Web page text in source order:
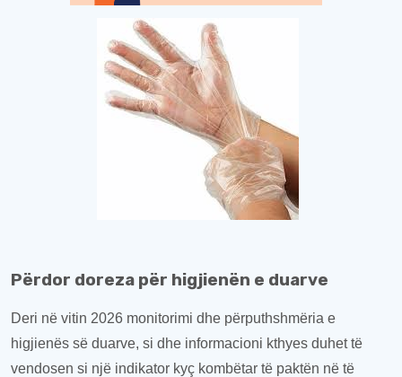
Përdor doreza për higjienën e duarve
Deri në vitin 2026 monitorimi dhe përputhshmëria e
higjienës së duarve, si dhe informacioni kthyes duhet të
vendosen si një indikator kyç kombëtar të paktën në të